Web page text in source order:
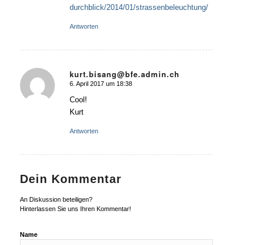
durchblick/2014/01/strassenbeleuchtung/
Antworten
kurt.bisang@bfe.admin.ch
sagte:
6. April 2017 um 18:38
Cool!
Kurt
Antworten
Dein Kommentar
An Diskussion beteiligen?
Hinterlassen Sie uns Ihren Kommentar!
Name